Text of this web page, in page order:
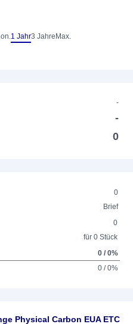
1 Jahr3 Jahre Max.
-
-
0
0
Brief
0
für 0 Stück
0 / 0%
0 / 0%
Physical Carbon EUA ETC